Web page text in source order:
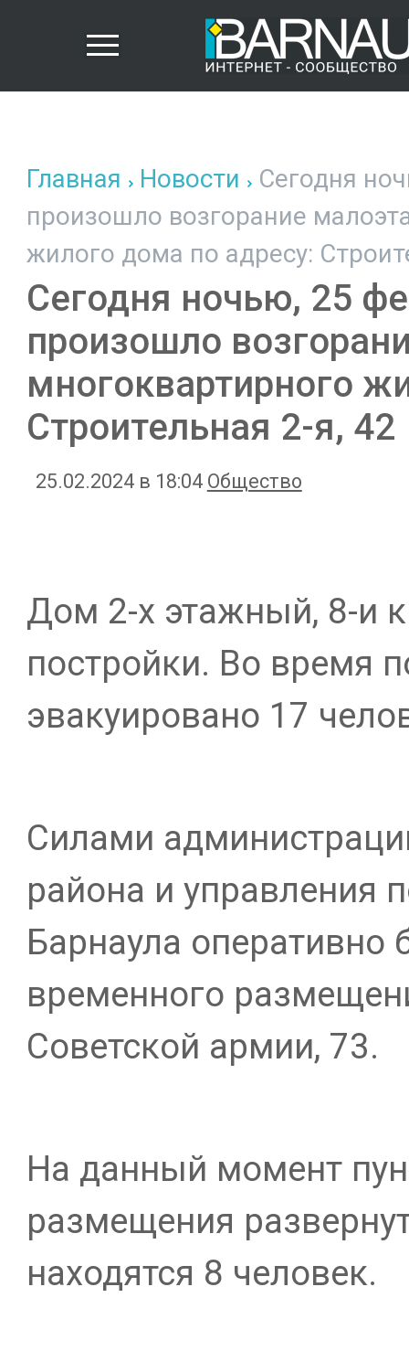
Главная Новости Сегодня
произошло возгорание
жилого дома по адресу:
Сегодня ночью, 25
произошло
многоквартирного
Строительная 2-я, 42
25.02.2024 в 18:04 Общество
Дом 2-х этажный, 8-и
постройки. Во время
эвакуировано 17
Силами
района и управления
Барнаула оперативно
временного
Советской армии, 73.
На данный момент
размещения
находятся 8 человек.